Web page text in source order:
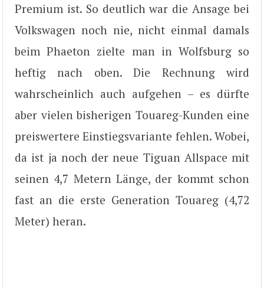
Premium ist. So deutlich war die Ansage bei
Volkswagen noch nie, nicht einmal damals
beim Phaeton zielte man in Wolfsburg so
heftig nach oben. Die Rechnung wird
wahrscheinlich auch aufgehen – es dürfte
aber vielen bisherigen Touareg-Kunden eine
preiswertere Einstiegsvariante fehlen. Wobei,
da ist ja noch der neue Tiguan Allspace mit
seinen 4,7 Metern Länge, der kommt schon
fast an die erste Generation Touareg (4,72
Meter) heran.